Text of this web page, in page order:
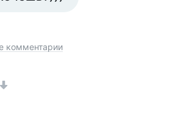
комментарии